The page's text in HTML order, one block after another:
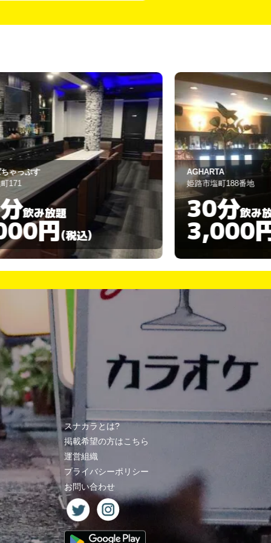
市塩町188番地
分飲み放題
円(税込)
Le・Lien
姫路市野里201-3
90分
スナカラとは?
掲載希望の方はこちら
運営組織
プライバシーポリシー
お問い合わせ